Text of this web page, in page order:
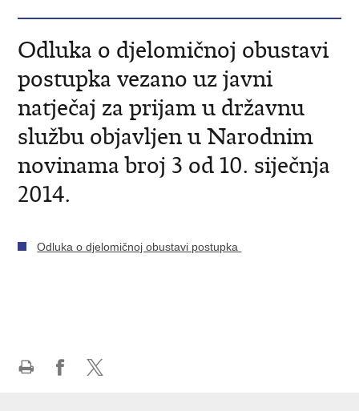
Odluka o djelomičnoj obustavi
postupka vezano uz javni
natječaj za prijam u državnu
službu objavljen u Narodnim
novinama broj 3 od 10. siječnja
2014.
Odluka o djelomičnoj obustavi postupka